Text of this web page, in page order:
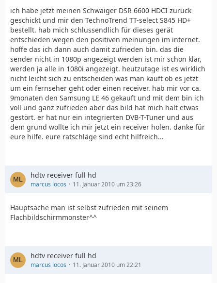
ich habe jetzt meinen Schwaiger DSR 6600 HDCI zurück
geschickt und mir den TechnoTrend TT-select S845 HD+
bestellt. hab mich schlussendlich für dieses gerät
entschieden wegen den positiven meinungen im internet.
hoffe das ich dann auch damit zufrieden bin. das die
sender nicht in 1080p angezeigt werden ist mir schon klar,
werden ja alle in 1080i angezeigt. heutzutage ist es wirklich
nicht leicht sich zu entscheiden was man kauft ob es jetzt
um ein fernseher geht oder einen receiver. hab mir vor ca.
9monaten den Samsung LE 46 gekauft und mit dem bin ich
voll und ganz zufrieden aber das bild hat mich halt etwas
gestört. er hat nur ein integrierten DVB-T-Tuner und aus
dem grund wollte ich mir jetzt ein receiver holen. danke für
eure hilfe. eure ratschläge sind echt hilfreich...
hdtv receiver full hd
marcus locos 11. Januar 2010 um 23:26
Hauptsache man ist selbst zufrieden mit seinem
Flachbildschirmmonster^^
hdtv receiver full hd
marcus locos 11. Januar 2010 um 22:21